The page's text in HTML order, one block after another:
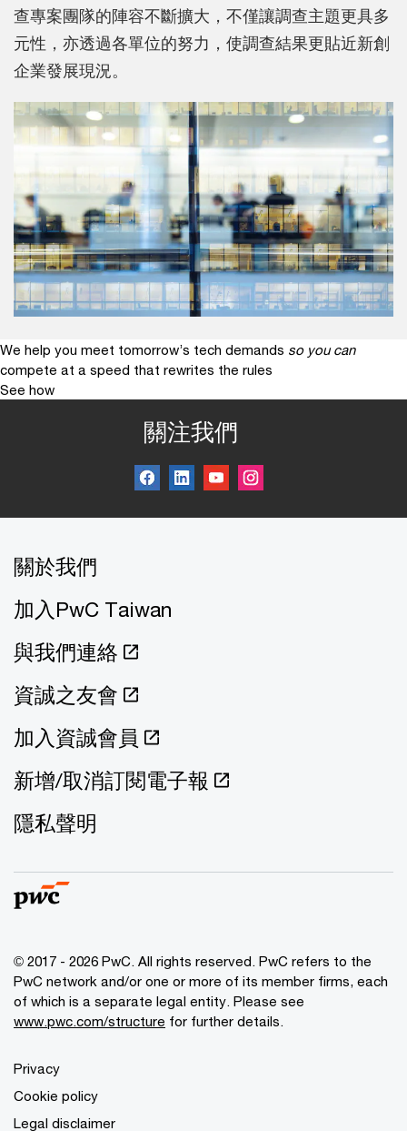
查專案團隊的陣容不斷擴大，不僅讓調查主題更具多
元性，亦透過各單位的努力，使調查結果更貼近新創
企業發展現況。
We help you meet tomorrow’s tech demands so you can
compete at a speed that rewrites the rules
See how
關注我們
關於我們
加入PwC Taiwan
與我們連絡
資誠之友會
加入資誠會員
新增/取消訂閱電子報
隱私聲明
© 2017 - 2026 PwC. All rights reserved. PwC refers to the
PwC network and/or one or more of its member firms, each
of which is a separate legal entity. Please see
www.pwc.com/structure for further details.
Privacy
Cookie policy
Legal disclaimer